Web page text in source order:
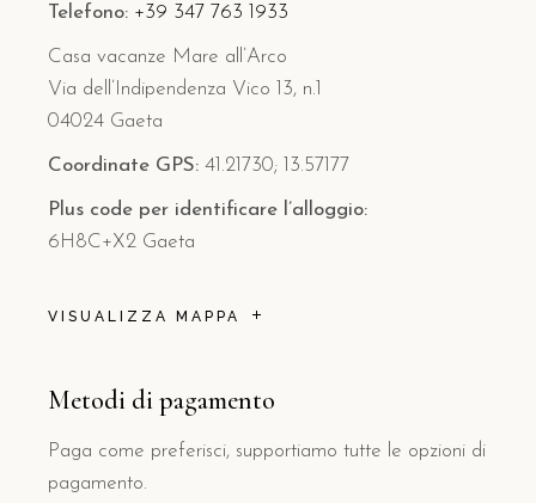
Telefono: +39 347 763 1933
Casa vacanze Mare all’Arco
Via dell’Indipendenza Vico 13, n.1
04024 Gaeta
Coordinate GPS: 41.21730; 13.57177
Plus code per identificare l’alloggio:
6H8C+X2 Gaeta
VISUALIZZA MAPPA
Metodi di pagamento
Paga come preferisci, supportiamo tutte le opzioni di
pagamento.